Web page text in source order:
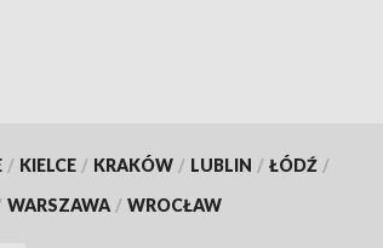
/ KIELCE / KRAKÓW / LUBLIN / ŁÓDŹ /
WARSZAWA / WROCŁAW